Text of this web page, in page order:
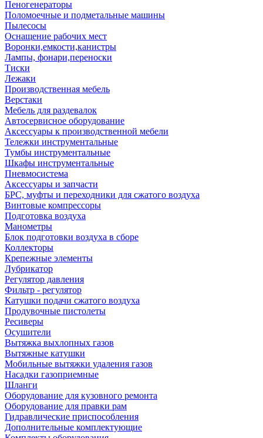
Пеногенераторы
Поломоечные и подметальные машины
Пылесосы
Оснащение рабочих мест
Воронки,емкости,канистры
Лампы, фонари,переноски
Тиски
Лежаки
Производственная мебель
Верстаки
Мебель для раздевалок
Автосервисное оборудование
Аксессуары к производственной мебели
Тележки инструментальные
Тумбы инструментальные
Шкафы инструментальные
Пневмосистема
Аксессуары и запчасти
БРС, муфты и переходники для сжатого воздуха
Винтовые компрессоры
Подготовка воздуха
Манометры
Блок подготовки воздуха в сборе
Коллекторы
Крепежные элементы
Лубрикатор
Регулятор давления
Фильтр - регулятор
Катушки подачи сжатого воздуха
Продувочные пистолеты
Ресиверы
Осушители
Вытяжка выхлопных газов
Вытяжные катушки
Мобильные вытяжки удаления газов
Насадки газоприемные
Шланги
Оборудование для кузовного ремонта
Оборудование для правки рам
Гидравлические приспособления
Дополнительные комплектующие